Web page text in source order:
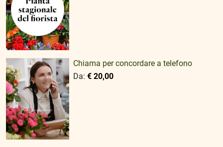
Chiama per concordare a telefono
Da:€ 20,00